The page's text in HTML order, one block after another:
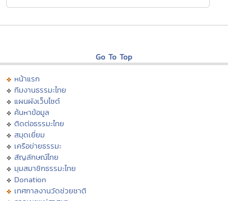
Go To Top
หน้าแรก
ทีมงานธรรมะไทย
แผนผังเว็บไซต์
ค้นหาข้อมูล
ติดต่อธรรมะไทย
สมุดเยี่ยม
เครือข่ายธรรมะ
สัญลักษณ์ไทย
มุมสมาชิกธรรมะไทย
Donation
เทศกาลงานวัดช่วยชาติ